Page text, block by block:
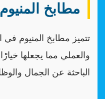
مطابخ
تتميز مطابخ المنيوم
والعملي مما يجعلها
الباحثة عن الجمال